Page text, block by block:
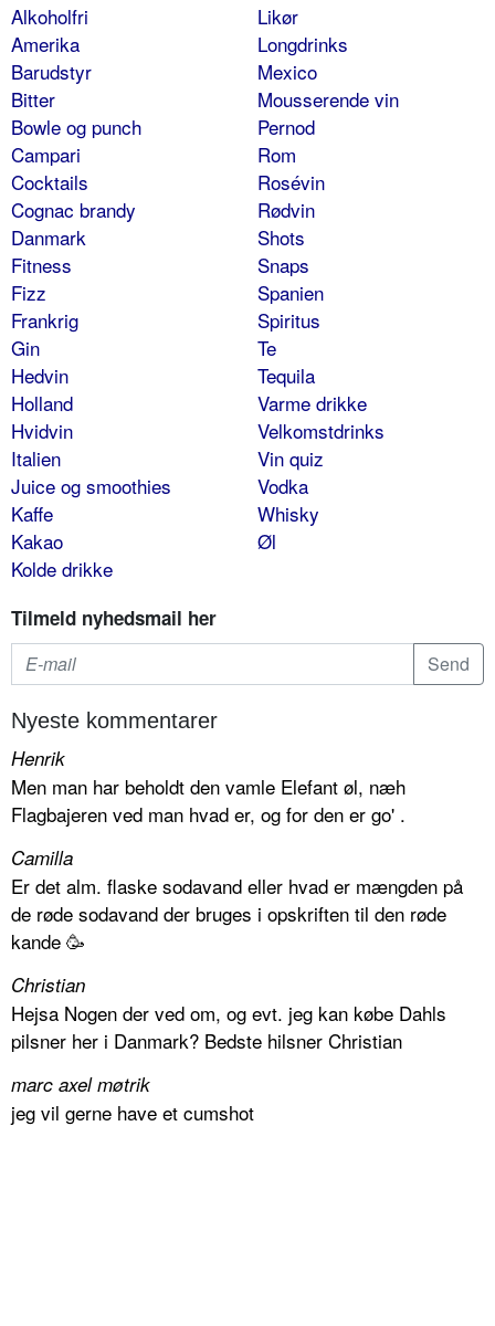
Alkoholfri
Amerika
Barudstyr
Bitter
Bowle og punch
Campari
Cocktails
Cognac brandy
Danmark
Fitness
Fizz
Frankrig
Gin
Hedvin
Holland
Hvidvin
Italien
Juice og smoothies
Kaffe
Kakao
Kolde drikke
Likør
Longdrinks
Mexico
Mousserende vin
Pernod
Rom
Rosévin
Rødvin
Shots
Snaps
Spanien
Spiritus
Te
Tequila
Varme drikke
Velkomstdrinks
Vin quiz
Vodka
Whisky
Øl
Tilmeld nyhedsmail her
Nyeste kommentarer
Henrik
Men man har beholdt den vamle Elefant øl, næh
Flagbajeren ved man hvad er, og for den er go' .
Camilla
Er det alm. flaske sodavand eller hvad er mængden på
de røde sodavand der bruges i opskriften til den røde
kande 🥳
Christian
Hejsa Nogen der ved om, og evt. jeg kan købe Dahls
pilsner her i Danmark? Bedste hilsner Christian
marc axel møtrik
jeg vil gerne have et cumshot